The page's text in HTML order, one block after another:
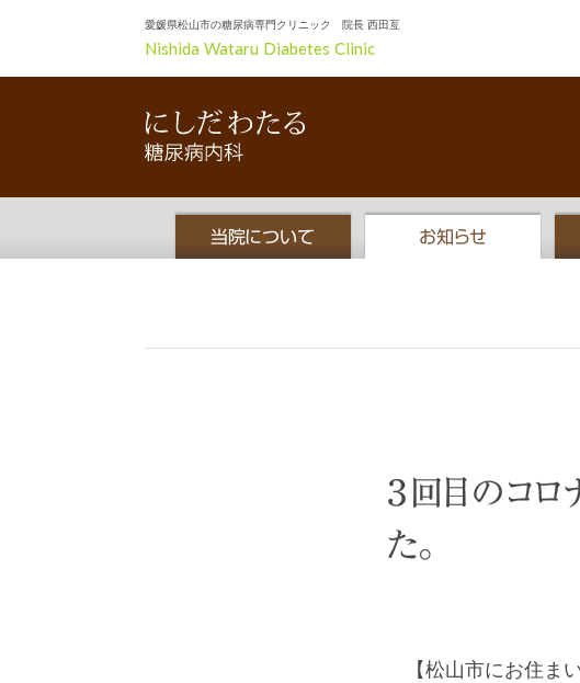
愛媛県松山市の糖尿病専門クリニック 院長 西田亙
Nishida Wataru Diabetes Clinic
当院について お知らせ
３回目のコ
た。
【松山市にお住ま